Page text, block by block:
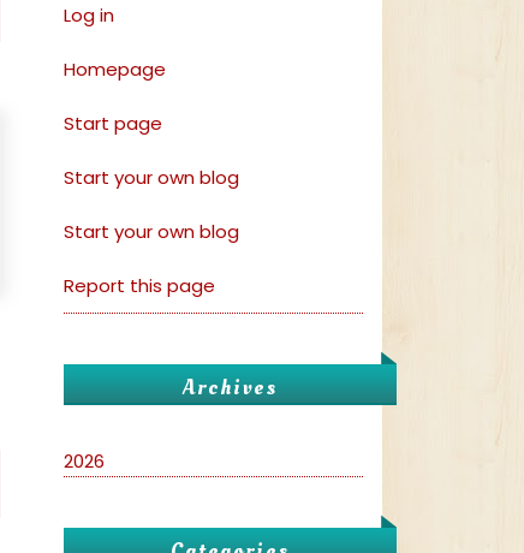
Log in
Homepage
Start page
Start your own blog
Start your own blog
Report this page
Archives
2026